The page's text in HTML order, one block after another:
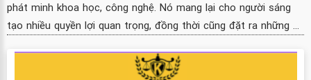
phát minh khoa học, công nghệ. Nó mang lại cho người sáng
tạo nhiều quyền lợi quan trọng, đồng thời cũng đặt ra những ...